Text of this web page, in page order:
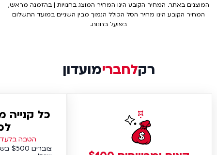
המוצגים באתר. המחיר הקובע הינו המחיר המוצג בחנויות | בהזמנה מראש,
המחיר הקובע הינו מחיר הסל הכולל הנמוך מבין השניים במועד התשלום
בפועל בחנות.
רקלחברימועדון
כל
הטבה